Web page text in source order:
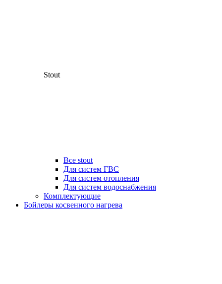
Stout
Все stout
Для систем ГВС
Для систем отопления
Для систем водоснабжения
Комплектующие
Бойлеры косвенного нагрева